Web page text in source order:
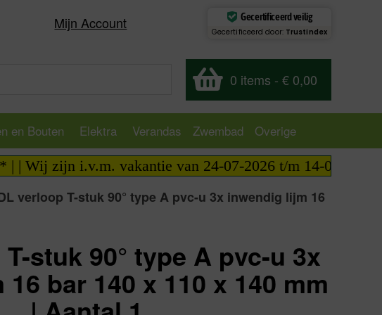
Mijn Account Gecertificeerd veilig
Gecertificeerd door: Trustindex
0 items - € 0,00
en Bouten Elektra Verandas Zwembad
Overige
i.v.m. vakantie van 24-07-2026 t/m 14-08-2026
verloop T-stuk 90° type A pvc-u 3x inwendig lijm 16
stuk 90° type A pvc-u 3x
bar 140 x 110 x 140 mm